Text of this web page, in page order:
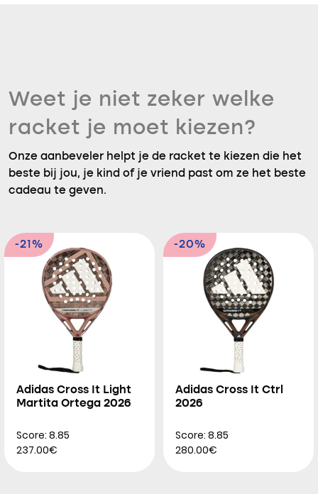
Weet je niet zeker welke
racket je moet kiezen?
Onze aanbeveler helpt je de racket te kiezen die het
beste bij jou, je kind of je vriend past om ze het beste
cadeau te geven.
-21%
Adidas Cross It Light
Martita Ortega 2026
Score: 8.85
237.00€
-20%
Adidas Cross It Ctrl
2026
Score: 8.85
280.00€